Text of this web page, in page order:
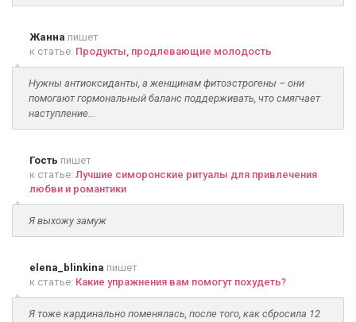
Жанна пишет
к статье: Продукты, продлевающие молодость
Нужны антиоксиданты, а женщинам фитоэстрогены – они
помогают гормональный баланс поддерживать, что смягчает
наступление...
Гость пишет
к статье: Лучшие симоронские ритуалы для привлечения
любви и романтики
Я выхожу замуж
elena_blinkina пишет
к статье: Какие упражнения вам помогут похудеть?
Я тоже кардинально поменялась, после того, как сбросила 12